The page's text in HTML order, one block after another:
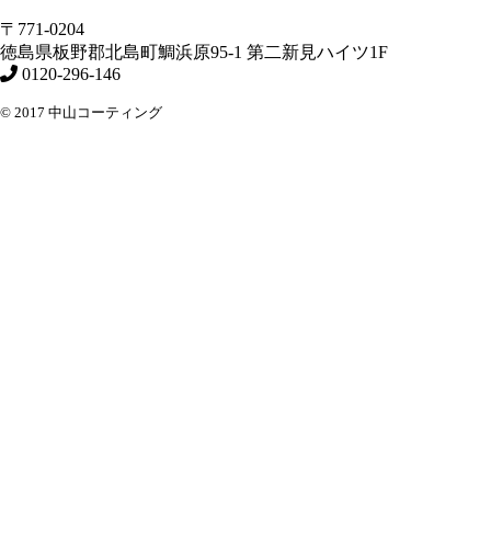
〒771-0204
徳島県板野郡北島町鯛浜原95-1 第二新見ハイツ1F
0120-296-146
© 2017 中山コーティング